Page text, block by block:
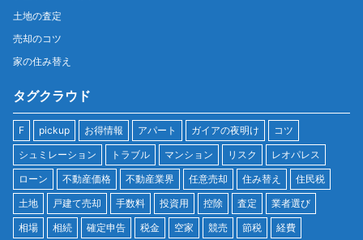
土地の査定
売却のコツ
家の住み替え
タグクラウド
F pickup お得情報 アパート ガイアの夜明け
コツ
シュミレーション
トラブル マンション リスク
レオパレス
ローン
不動産価格 不動産業界 任意売却 住み替え
住民税
土地
戸建て売却 手数料 投資用 控除 査定
業者選び
相場
相続 確定申告 税金 空家 競売 節税 経費